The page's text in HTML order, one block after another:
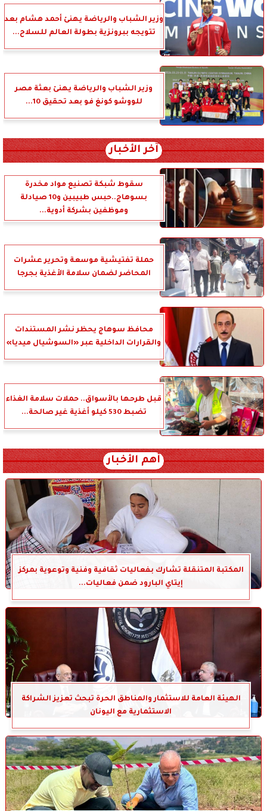
وزير الشباب والرياضة يهنئ أحمد هشام بعد
تتويجه ببرونزية بطولة العالم للسلاح...
وزير الشباب والرياضة يهنئ بعثة مصر
للووشو كونغ فو بعد تحقيق 10...
آخر الأخبار
سقوط شبكة تصنيع مواد مخدرة
بسوهاج..حبس طبيبين و10 صيادلة
وموظفين بشركة أدوية...
حملة تفتيشية موسعة وتحرير عشرات
المحاضر لضمان سلامة الأغذية بجرجا
محافظ سوهاج يحظر نشر المستندات
والقرارات الداخلية عبر «السوشيال ميديا»
قبل طرحها بالأسواق.. حملات سلامة الغذاء
تضبط 530 كيلو أغذية غير صالحة...
أهم الأخبار
المكتبة المتنقلة تشارك بفعاليات ثقافية وفنية وتوعوية بمركز
إيتاي البارود ضمن فعاليات...
الهيئة العامة للاستثمار والمناطق الحرة تبحث تعزيز الشراكة
الاستثمارية مع اليونان